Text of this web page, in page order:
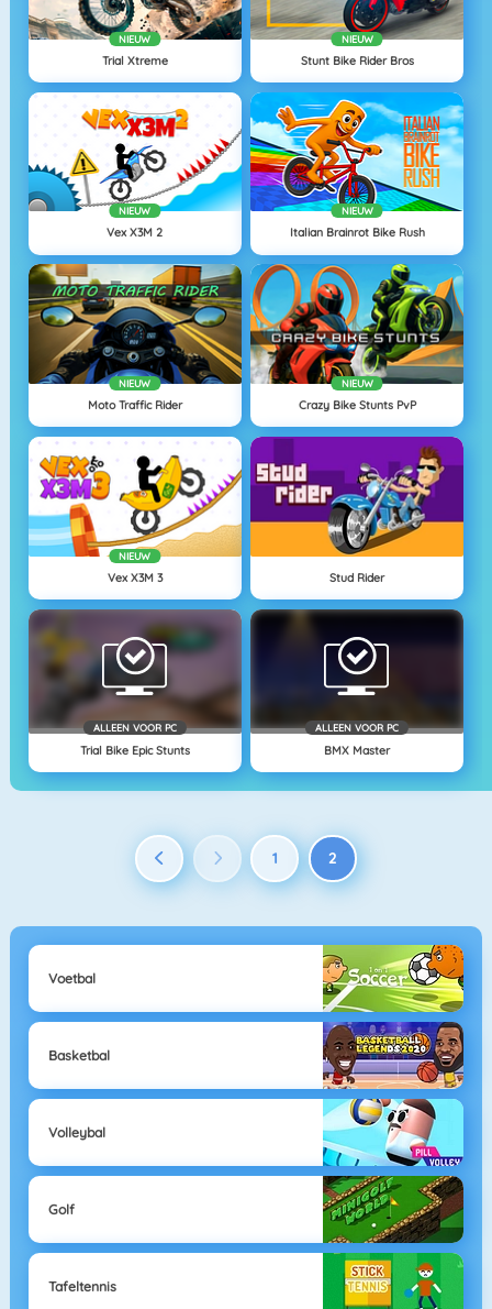
NIEUW
Trial Xtreme
NIEUW
Stunt Bike Rider Bros
NIEUW
Vex X3M 2
NIEUW
Italian Brainrot Bike Rush
NIEUW
Moto Traffic Rider
NIEUW
Crazy Bike Stunts PvP
NIEUW
Vex X3M 3 Stud Rider
ALLEEN VOOR PC
Trial Bike Epic Stunts
ALLEEN VOOR PC
BMX Master
1 2
Voetbal
Basketbal
Volleybal
Golf
Tafeltennis